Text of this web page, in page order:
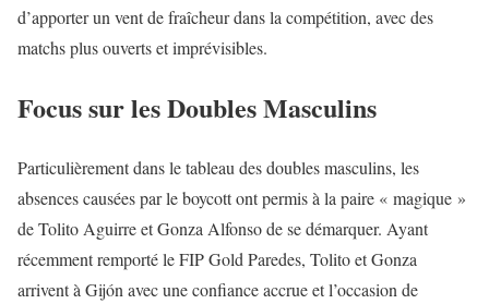
d’apporter un vent de fraîcheur dans la compétition, avec des
matchs plus ouverts et imprévisibles.
Focus sur les Doubles Masculins
Particulièrement dans le tableau des doubles masculins, les
absences causées par le boycott ont permis à la paire « magique »
de Tolito Aguirre et Gonza Alfonso de se démarquer. Ayant
récemment remporté le FIP Gold Paredes, Tolito et Gonza
arrivent à Gijón avec une confiance accrue et l’occasion de